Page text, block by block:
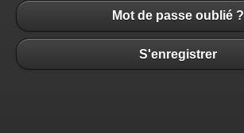
Mot de passe oublié ?
S'enregistrer